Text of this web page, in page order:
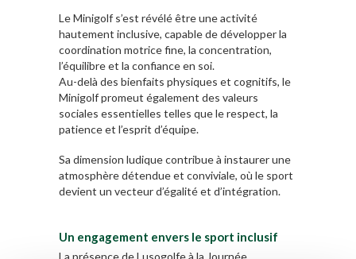
Le Minigolf s’est révélé être une activité
hautement inclusive, capable de développer la
coordination motrice fine, la concentration,
l’équilibre et la confiance en soi.
Au-delà des bienfaits physiques et cognitifs, le
Minigolf promeut également des valeurs
sociales essentielles telles que le respect, la
patience et l’esprit d’équipe.
Sa dimension ludique contribue à instaurer une
atmosphère détendue et conviviale, où le sport
devient un vecteur d’égalité et d’intégration.
Un engagement envers le sport inclusif
La présence de Lusogolfe à la Journée